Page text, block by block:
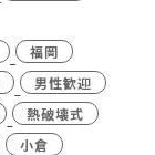
福岡
男性歓迎
熱破壊式
小倉